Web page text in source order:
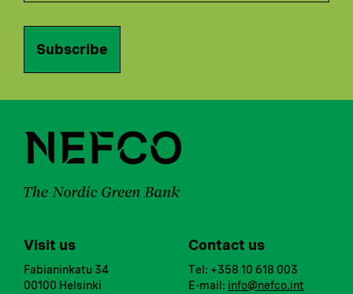
Subscribe
Visit us
Fabianinkatu 34
00100 Helsinki
Contact us
Tel: +358 10 618 003
E-mail: info@nefco.int